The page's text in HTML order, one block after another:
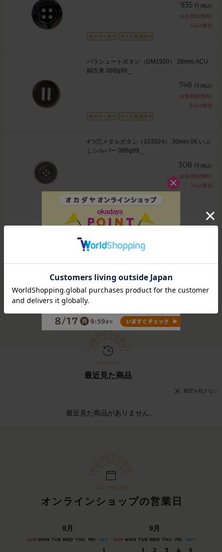
935 円 (税込)
会員登録(無料)
42pt獲得
パラシュートボタン（DM1920） 28mm ACU.
銅古美 08Bg99_
748 円 (税込)
会員登録(無料)
34pt獲得
4つ穴メタルボタン（103324） 30mm 06.いぶ
しシルバー 08Bg99_
308 円 (税込)
会員登録(無料)
14pt獲得
4件
全 5 件
新宿オカダヤ > ボタン >金属・メタル調ボタン
シンプル（穴あき）金属調ボタン
最近見た商品
履歴を残さない
最近見た商品がありません。
オンラインショップの営業日
8 月
SUN MON TUE WED THU FRI SAT
1
9 月
SUN MON TUE WED THU FRI SAT
1 2 3 4
5